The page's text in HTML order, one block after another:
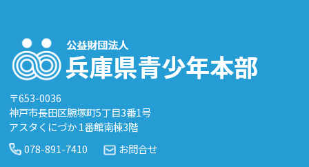
〒653-0036
神戸市長田区腕塚町5丁目3番1号
アスタくにづか 1番館南棟3階
078-891-7410
お問合せ